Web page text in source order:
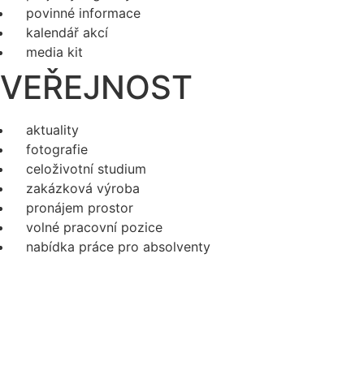
povinné informace
kalendář akcí
media kit
VEŘEJNOST
aktuality
fotografie
celoživotní studium
zakázková výroba
pronájem prostor
volné pracovní pozice
nabídka práce pro absolventy